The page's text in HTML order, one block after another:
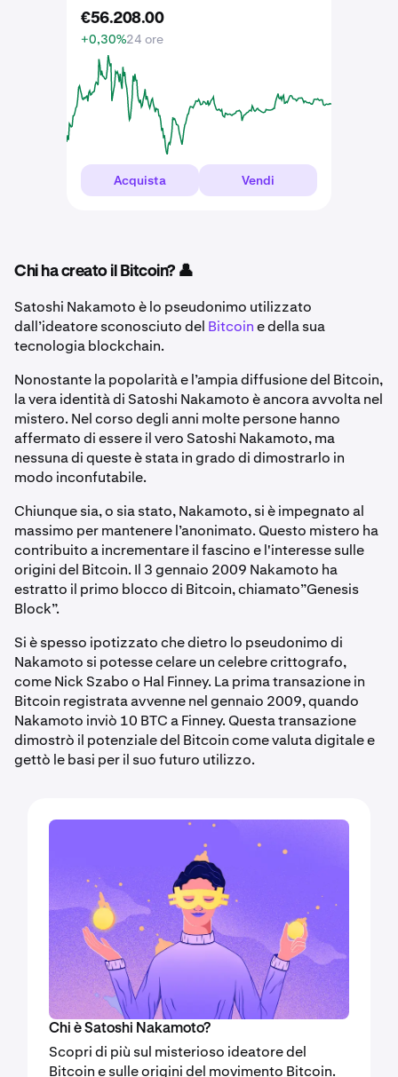
€56.208.00
+0,30%24 ore
Acquista Vendi
Chi ha creato il Bitcoin? 👤
Satoshi Nakamoto è lo pseudonimo utilizzato
dall’ideatore sconosciuto del Bitcoine della sua
tecnologia blockchain.
Nonostante la popolarità e l’ampia diffusione del Bitcoin,
la vera identità di Satoshi Nakamoto è ancora avvolta nel
mistero. Nel corso degli anni molte persone hanno
affermato di essere il vero Satoshi Nakamoto, ma
nessuna di queste è stata in grado di dimostrarlo in
modo inconfutabile.
Chiunque sia, o sia stato, Nakamoto, si è impegnato al
massimo per mantenere l’anonimato. Questo mistero ha
contribuito a incrementare il fascino e l'interesse sulle
origini del Bitcoin. Il 3 gennaio 2009 Nakamoto ha
estratto il primo blocco di Bitcoin, chiamato”Genesis
Block”.
Si è spesso ipotizzato che dietro lo pseudonimo di
Nakamoto si potesse celare un celebre crittografo,
come Nick Szabo o Hal Finney. La prima transazione in
Bitcoin registrata avvenne nel gennaio 2009, quando
Nakamoto inviò 10 BTC a Finney. Questa transazione
dimostrò il potenziale del Bitcoin come valuta digitale e
gettò le basi per il suo futuro utilizzo.
Chi è Satoshi Nakamoto?
Scopri di più sul misterioso ideatore del
Bitcoin e sulle origini del movimento Bitcoin.